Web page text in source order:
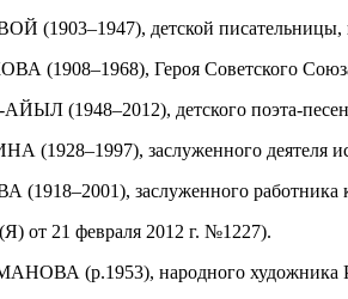
детской писательницы,
Героя Советского
(1948–2012), детского поэта-
заслуженного деятеля
заслуженного работника
21 февраля 2012 г. №1227).
(р.1953), народного художника